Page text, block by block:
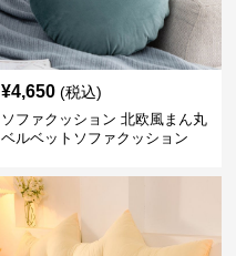
¥4,650 (税込)
ソファクッション 北欧風まん丸
ベルベットソファクッション